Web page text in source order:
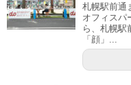
札幌駅前通
オフィスパ
ら、札幌駅
「顔」...